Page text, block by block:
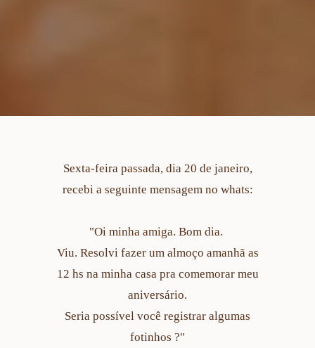
Sexta-feira passada, dia 20 de janeiro,
recebi a seguinte mensagem no whats:
"Oi minha amiga. Bom dia.
Viu. Resolvi fazer um almoço amanhã as
12 hs na minha casa pra comemorar meu
aniversário.
Seria possível você registrar algumas
fotinhos ?"